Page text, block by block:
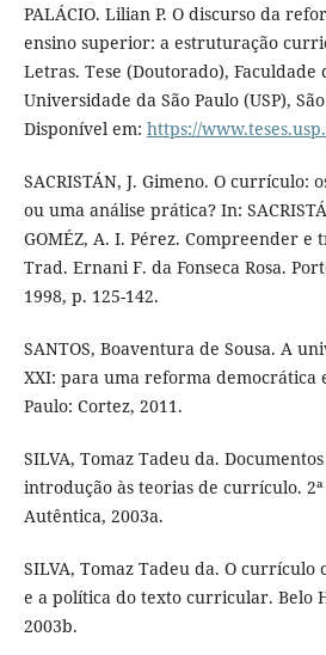
PALÁCIO. Lilian P. O discurso da
ensino superior: a estruturação
Letras. Tese (Doutorado), Faculdade
Universidade da São Paulo (USP), São
Disponível em: https://
SACRISTÁN, J. Gimeno. O currículo:
ou uma análise prática? In:
GOMÉZ, A. I. Pérez. Compreender e
Trad. Ernani F. da Fonseca Rosa.
1998, p. 125-142.
SANTOS, Boaventura de Sousa. A
XXI: para uma reforma democrática
Paulo: Cortez, 2011.
SILVA, Tomaz Tadeu da.
introdução às teorias de currículo.
Autêntica, 2003a.
SILVA, Tomaz Tadeu da. O currículo
e a política do texto curricular. Belo
2003b.